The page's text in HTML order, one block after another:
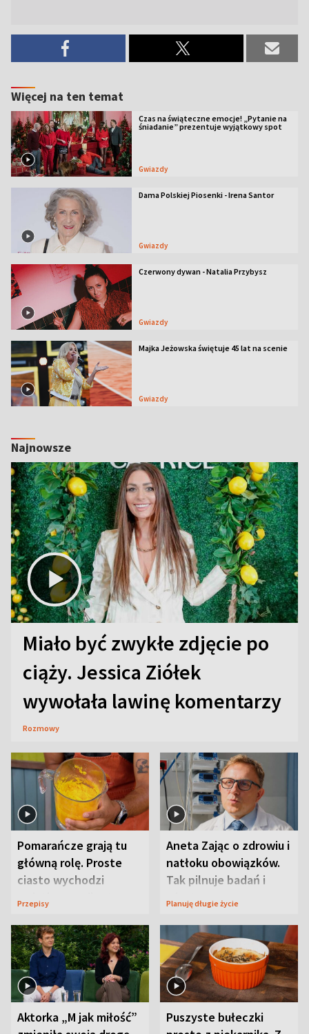
Więcej na ten temat
Czas na świąteczne emocje! „Pytanie na
śniadanie” prezentuje wyjątkowy spot
Gwiazdy
Dama Polskiej Piosenki - Irena Santor
Gwiazdy
Czerwony dywan - Natalia Przybysz
Gwiazdy
Majka Jeżowska świętuje 45 lat na scenie
Gwiazdy
Najnowsze
Miało być zwykłe zdjęcie po
ciąży. Jessica Ziółek
wywołała lawinę komentarzy
Rozmowy
Pomarańcze grają tu
główną rolę. Proste
ciasto wychodzi
wyjątkowo wilgotne
Przepisy
Aneta Zając o zdrowiu i
natłoku obowiązków.
Tak pilnuje badań i
wizyt
Planuję długie życie
Aktorka „M jak miłość”
Puszyste bułeczki